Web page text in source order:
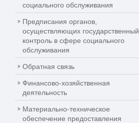
социального обслуживания
Предписания органов,
осуществляющих государственный
контроль в сфере социального
обслуживания
Обратная связь
Финансово-хозяйственная
деятельность
Материально-техническое
обеспечение предоставления